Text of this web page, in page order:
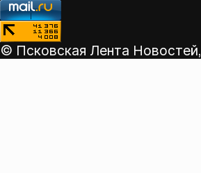
© Псковская Лента Новостей,